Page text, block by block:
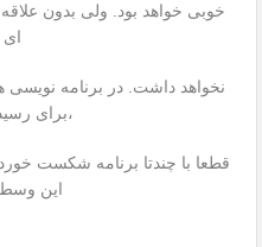
خوبی خواهد بود. ولی بدون
نخواهد داشت. در برنامه
برای رسیدن به پول و فروش بالا واردش بشه،
قطعا با چندتا برنامه شکست